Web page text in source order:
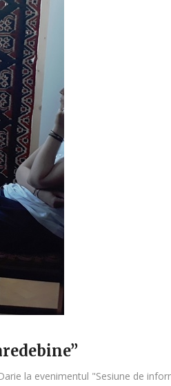
la evenimentul "Sesiune de